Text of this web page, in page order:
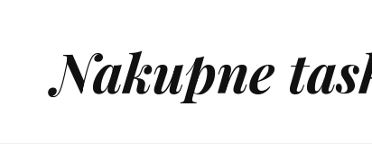
Nakupne